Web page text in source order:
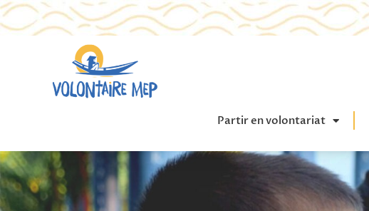
Partir en volontariat